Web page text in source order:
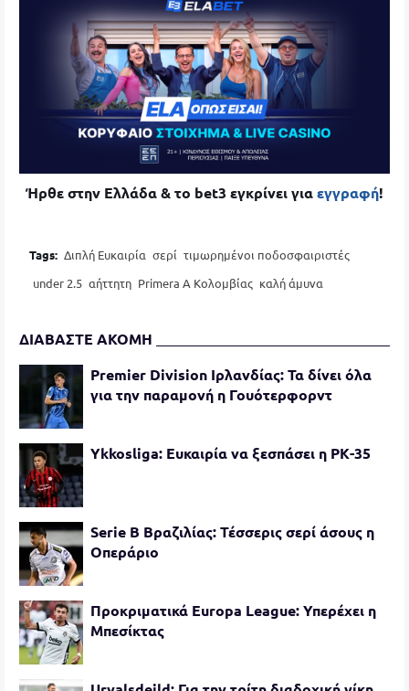
Ήρθε στην Ελλάδα & το bet3 εγκρίνει γιαεγγραφή!
Tags: Διπλή Ευκαιρία σερί τιμωρημένοι ποδοσφαιριστές
under 2.5 αήττητη Primera A Κολομβίας καλή άμυνα
ΔΙΑΒΑΣΤΕ ΑΚΟΜΗ
Premier Division Ιρλανδίας: Τα δίνει όλα
για την παραμονή η Γουότερφορντ
Ykkosliga: Ευκαιρία να ξεσπάσει η ΡΚ-35
Serie B Βραζιλίας: Τέσσερις σερί άσους η
Οπεράριο
Προκριματικά Europa League: Υπερέχει η
Μπεσίκτας